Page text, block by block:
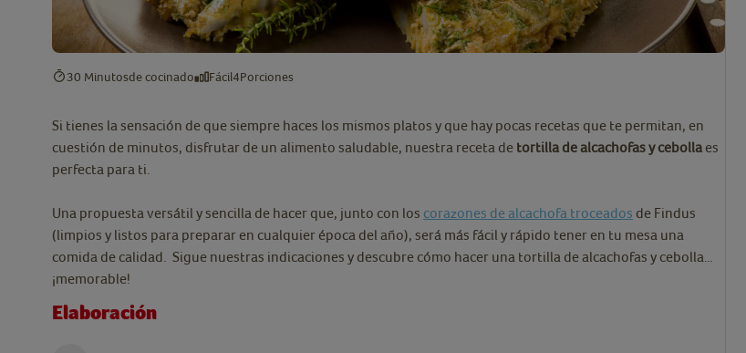
30 Minutosde cocinado Fácil4Porciones
Si tienes la sensación de que siempre haces los mismos platos y que hay pocas recetas que te permitan, en
cuestión de minutos, disfrutar de un alimento saludable, nuestra receta de tortilla de alcachofas y cebolla es
perfecta para ti.
Una propuesta versátil y sencilla de hacer que, junto con los corazones de alcachofa troceados de Findus
(limpios y listos para preparar en cualquier época del año), será más fácil y rápido tener en tu mesa una
comida de calidad. Sigue nuestras indicaciones y descubre cómo hacer una tortilla de alcachofas y cebolla…
¡memorable!
Elaboración